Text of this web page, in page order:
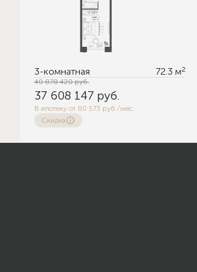
3-комнатная 72.3 м2
40 878 420руб.
37 608 147 руб.
В ипотеку от 80 573 руб./мес.
Скидка